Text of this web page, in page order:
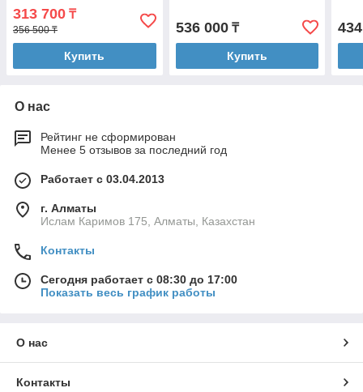
313 700 ₸
356 500 ₸
Купить
536 000₸
Купить
О нас
Рейтинг не сформирован
Менее 5 отзывов за последний год
Работает с 03.04.2013
г. Алматы
Ислам Каримов 175, Алматы, Казахстан
Контакты
Сегодня работает с 08:30 до 17:00
Показать весь график работы
О нас
Контакты